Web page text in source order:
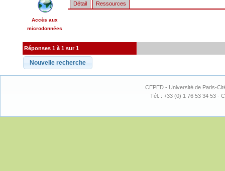
Accès aux
microdonnées
Détail Ressources
Réponses 1 à 1 sur 1
CEPED - Université de Paris-
Tél. : +33 (0) 1 76 53 34 53 -